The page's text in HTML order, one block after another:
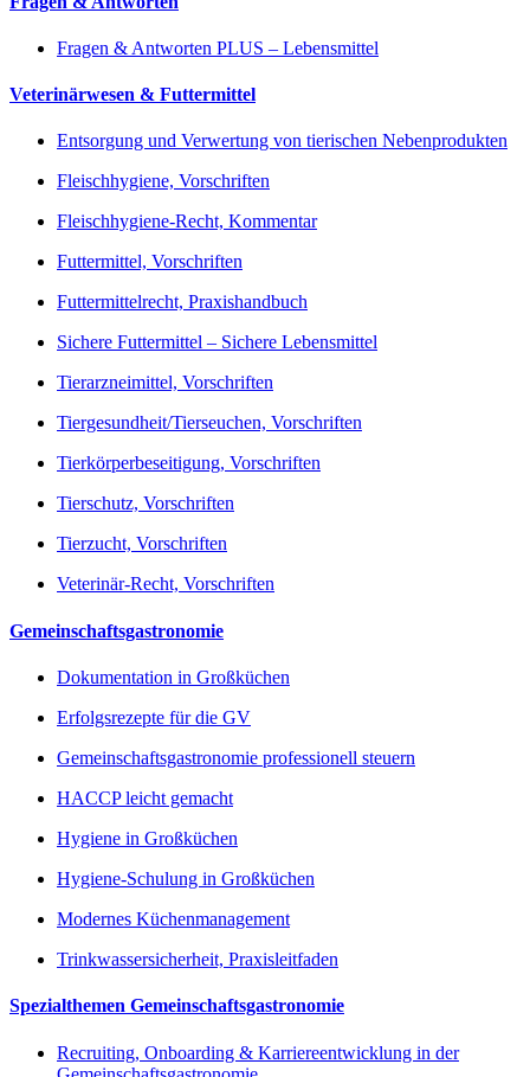
Fragen & Antworten PLUS – Lebensmittel
Veterinärwesen & Futtermittel
Entsorgung und Verwertung von tierischen Nebenprodukten
Fleischhygiene, Vorschriften
Fleischhygiene-Recht, Kommentar
Futtermittel, Vorschriften
Futtermittelrecht, Praxishandbuch
Sichere Futtermittel – Sichere Lebensmittel
Tierarzneimittel, Vorschriften
Tiergesundheit/Tierseuchen, Vorschriften
Tierkörperbeseitigung, Vorschriften
Tierschutz, Vorschriften
Tierzucht, Vorschriften
Veterinär-Recht, Vorschriften
Gemeinschaftsgastronomie
Dokumentation in Großküchen
Erfolgsrezepte für die GV
Gemeinschaftsgastronomie professionell steuern
HACCP leicht gemacht
Hygiene in Großküchen
Hygiene-Schulung in Großküchen
Modernes Küchenmanagement
Trinkwassersicherheit, Praxisleitfaden
Spezialthemen Gemeinschaftsgastronomie
Recruiting, Onboarding & Karriereentwicklung in der